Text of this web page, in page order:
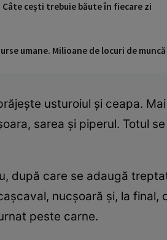
cești trebuie băute în fiecare zi
umane. Milioane de locuri de
usturoiul și ceapa.
sarea și piperul. Totul
după care se adaugă
nucșoară și, la final,
peste carne.